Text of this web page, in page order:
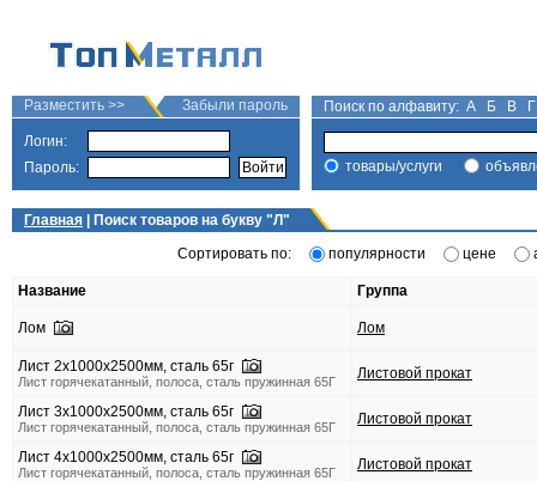
Разместить >> Забыли пароль
Логин:
Пароль:
Поиск по алфавиту: А Б В Г
товары/услуги
Главная | Поиск товаров на букву "Л"
Сортировать по:
популярности цене
Название Группа
Лом Лом
Лист 2х1000х2500мм, сталь 65г
Лист горячекатанный, полоса, сталь пружинная 65Г Листовой прокат
Лист 3х1000х2500мм, сталь 65г
Лист горячекатанный, полоса, сталь пружинная 65Г Листовой прокат
Лист 4х1000х2500мм, сталь 65г
Лист горячекатанный, полоса, сталь пружинная 65Г Листовой прокат